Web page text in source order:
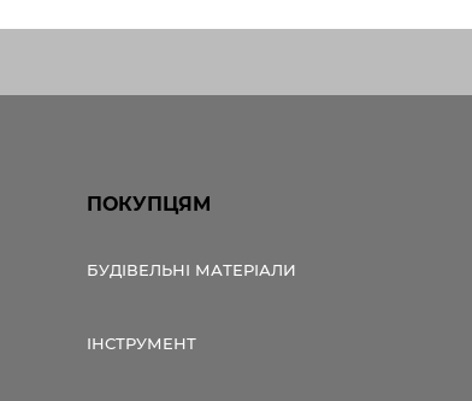
ПОКУПЦЯМ
БУДІВЕЛЬНІ МАТЕРІАЛИ
ІНСТРУМЕНТ